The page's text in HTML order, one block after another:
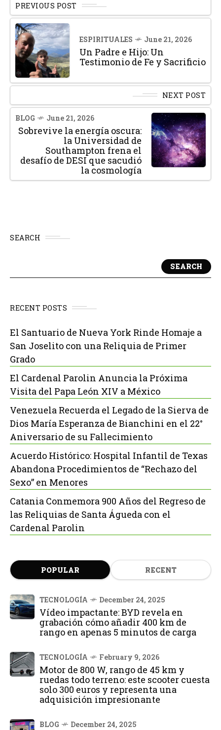
PREVIOUS POST
ESPIRITUALES June 21, 2026
Un Padre e Hijo: Un
Testimonio de Fe y Sacrificio
NEXT POST
BLOG June 21, 2026
Sobrevive la energía oscura:
la Universidad de
Southampton frena el
desafío de DESI que sacudió
la cosmología
SEARCH
SEARCH
RECENT POSTS
El Santuario de Nueva York Rinde Homaje a
San Joselito con una Reliquia de Primer
Grado
El Cardenal Parolin Anuncia la Próxima
Visita del Papa León XIV a México
Venezuela Recuerda el Legado de la Sierva de
Dios María Esperanza de Bianchini en el 22°
Aniversario de su Fallecimiento
Acuerdo Histórico: Hospital Infantil de Texas
Abandona Procedimientos de “Rechazo del
Sexo” en Menores
Catania Conmemora 900 Años del Regreso de
las Reliquias de Santa Águeda con el
Cardenal Parolin
POPULAR RECENT
TECNOLOGÍA December 24, 2025
Vídeo impactante: BYD revela en
grabación cómo añadir 400 km de
rango en apenas 5 minutos de carga
TECNOLOGÍA February 9, 2026
Motor de 800 W, rango de 45 km y
ruedas todo terreno: este scooter cuesta
solo 300 euros y representa una
adquisición impresionante
BLOG December 24, 2025